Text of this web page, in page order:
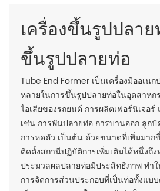
เครื่องขึ้นรูปปลาย
ขึ้นรูปปลายท่อ
Tube End Former เป็นเครื่องมืออเน
หลายในการขึ้นรูปปลายท่อในอุตสาหก
ไอเสียของรถยนต์ การผลิตเฟอร์นิเจอ
เช่น การพันปลายท่อ การบานออก ลูก
การหดตัว เป็นต้น ด้วยขนาดที่เพิ่มมาก
ติดตั้งสถานีปฏิบัติการเพิ่มเติมได้หนึ่งถึ
ประมวลผลปลายท่อมีประสิทธิภาพ ทำใ
การจัดการส่วนประกอบที่เป็นท่อทั้งแบ